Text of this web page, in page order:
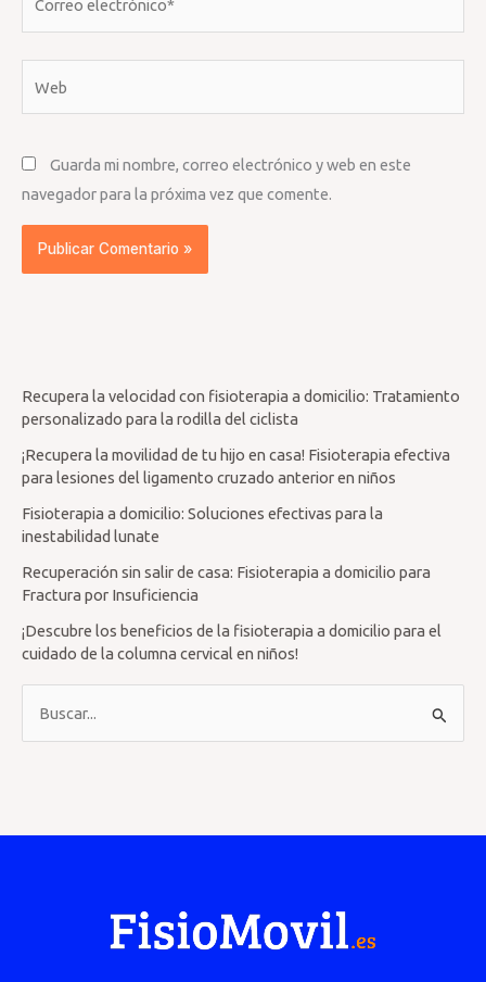
Guarda mi nombre, correo electrónico y web en este
navegador para la próxima vez que comente.
Recupera la velocidad con fisioterapia a domicilio: Tratamiento
personalizado para la rodilla del ciclista
¡Recupera la movilidad de tu hijo en casa! Fisioterapia efectiva
para lesiones del ligamento cruzado anterior en niños
Fisioterapia a domicilio: Soluciones efectivas para la
inestabilidad lunate
Recuperación sin salir de casa: Fisioterapia a domicilio para
Fractura por Insuficiencia
¡Descubre los beneficios de la fisioterapia a domicilio para el
cuidado de la columna cervical en niños!